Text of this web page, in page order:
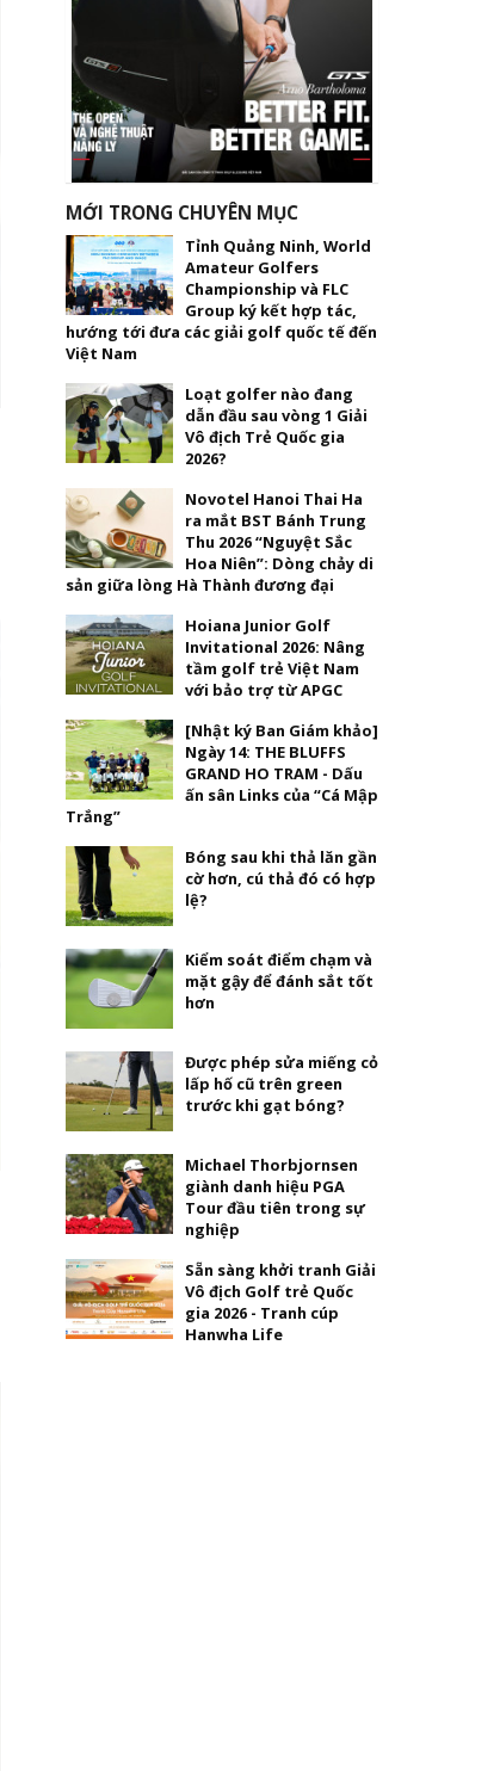
MỚI TRONG CHUYÊN MỤC
Tỉnh Quảng Ninh, World
Amateur Golfers
Championship và FLC
Group ký kết hợp tác,
hướng tới đưa các giải golf quốc tế đến
Việt Nam
Loạt golfer nào đang
dẫn đầu sau vòng 1 Giải
Vô địch Trẻ Quốc gia
2026?
Novotel Hanoi Thai Ha
ra mắt BST Bánh Trung
Thu 2026 “Nguyệt Sắc
Hoa Niên”: Dòng chảy di
sản giữa lòng Hà Thành đương đại
Hoiana Junior Golf
Invitational 2026: Nâng
tầm golf trẻ Việt Nam
với bảo trợ từ APGC
[Nhật ký Ban Giám khảo]
Ngày 14: THE BLUFFS
GRAND HO TRAM - Dấu
ấn sân Links của “Cá Mập
Trắng”
Bóng sau khi thả lăn gần
cờ hơn, cú thả đó có hợp
lệ?
Kiểm soát điểm chạm và
mặt gậy để đánh sắt tốt
hơn
Được phép sửa miếng cỏ
lấp hố cũ trên green
trước khi gạt bóng?
Michael Thorbjornsen
giành danh hiệu PGA
Tour đầu tiên trong sự
nghiệp
Sẵn sàng khởi tranh Giải
Vô địch Golf trẻ Quốc
gia 2026 - Tranh cúp
Hanwha Life